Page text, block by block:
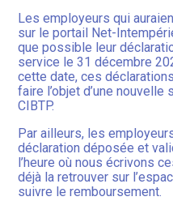
Les employeurs qui
sur le portail Net-
que possible leur
service le 31 décembre
cette date, ces
faire l’objet d’une
CIBTP.
Par ailleurs, les
déclaration déposée et
l’heure où nous écrivons
déjà la retrouver sur
suivre le remboursement.